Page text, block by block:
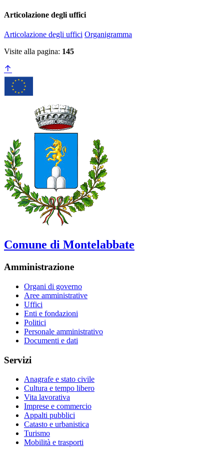
Articolazione degli uffici
Articolazione degli uffici Organigramma
Visite alla pagina: 145
Comune di Montelabbate
Amministrazione
Organi di governo
Aree amministrative
Uffici
Enti e fondazioni
Politici
Personale amministrativo
Documenti e dati
Servizi
Anagrafe e stato civile
Cultura e tempo libero
Vita lavorativa
Imprese e commercio
Appalti pubblici
Catasto e urbanistica
Turismo
Mobilità e trasporti